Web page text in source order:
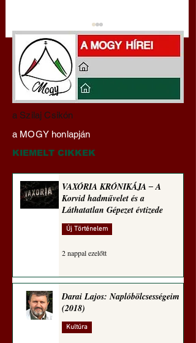
Darai Lajos:
Naplóbölcsességeim
(2022)
a Szilaj Csikón
a MOGY honlapján
KIEMELT CIKKEK
VAXÓRIA KRÓNIKÁJA ‒ A
Korvid hadművelet és a
Láthatatlan Gépezet évtizede
Új Történelem
2 nappal ezelőtt
Darai Lajos: Naplóbölcsességeim
(2018)
Kultúra